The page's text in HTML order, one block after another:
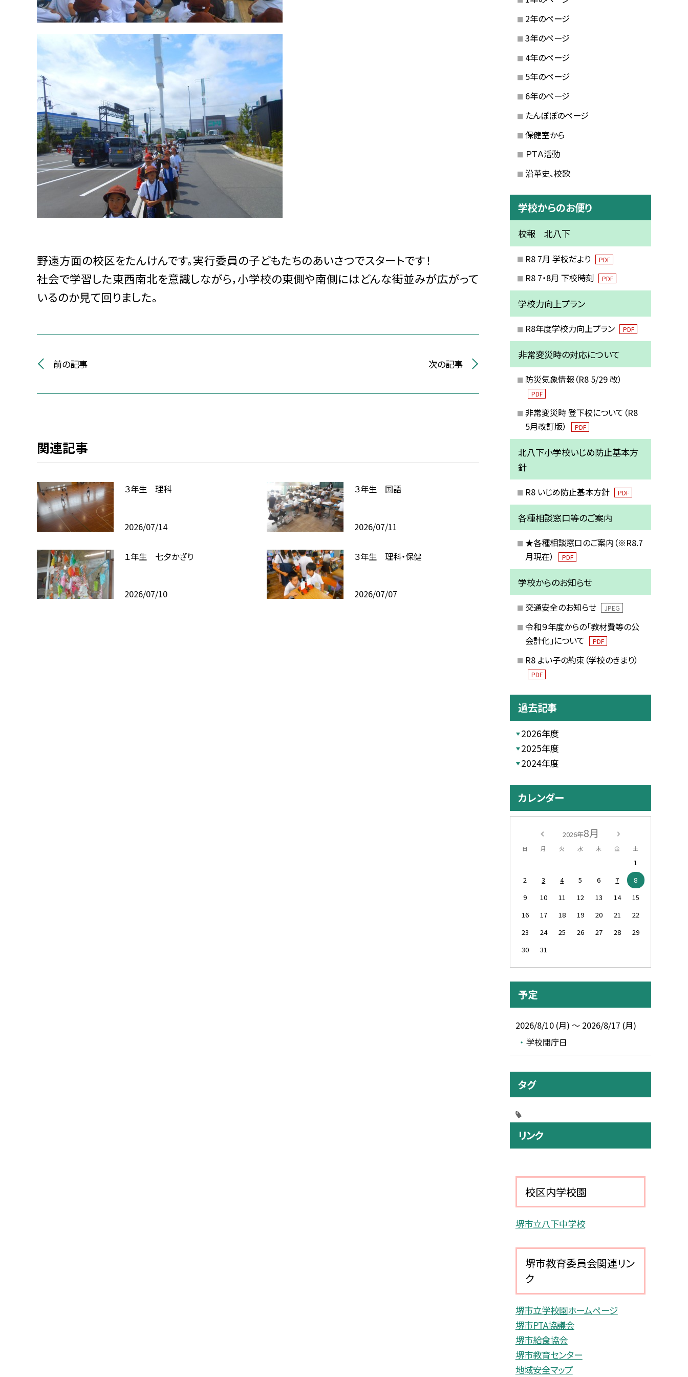
野遠方面の校区をたんけんです。実行委員の子どもたちのあいさつでスタートです！
社会で学習した東西南北を意識しながら，小学校の東側や南側にはどんな街並みが広がって
いるのか見て回りました。
前の記事 次の記事
関連記事
３年生 理科
2026/07/14
３年生 国語
2026/07/11
１年生 七夕かざり
2026/07/10
３年生 理科・保健
2026/07/07
2年のページ
3年のページ
4年のページ
5年のページ
6年のページ
たんぽぽのページ
保健室から
ＰＴＡ活動
沿革史、校歌
学校からのお便り
校報 北八下
R8 7月 学校だより PDF
R8 7・8月 下校時刻 PDF
学校力向上プラン
R8年度学校力向上プラン PDF
非常変災時の対応について
防災気象情報（R8 5/29 改）
PDF
非常変災時 登下校について（R8
5月改訂版）
PDF
北八下小学校いじめ防止基本方
針
R8 いじめ防止基本方針 PDF
各種相談窓口等のご案内
★各種相談窓口のご案内（※R8.7
月現在）
PDF
学校からのお知らせ
交通安全のお知らせ JPEG
令和９年度からの「教材費等の公
会計化」について
PDF
R8 よい子の約束（学校のきまり）
PDF
過去記事
2026年度
2025年度
2024年度
カレンダー
2026年8月
日 月 火 水 木 金 土
1
2
3 4 5 6 7
8
9
10 11 12 13 14
15
16
17 18 19 20 21
22
23
24 25 26 27 28
29
30
31
予定
2026/8/10 (月) ～ 2026/8/17 (月)
学校閉庁日
タグ
リンク
校区内学校園
堺市立八下中学校
堺市教育委員会関連リン
ク
堺市立学校園ホームページ
堺市PTA協議会
堺市給食協会
堺市教育センター
地域安全マップ